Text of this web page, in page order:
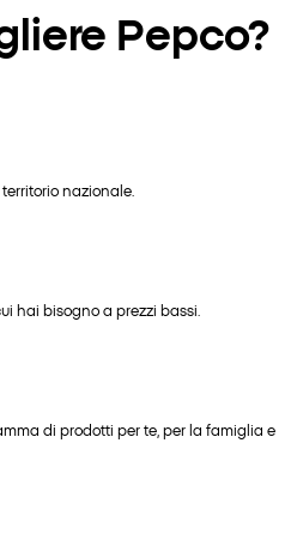
Pepco?
nazionale.
hai bisogno a prezzi bassi.
di prodotti per te, per la famiglia e